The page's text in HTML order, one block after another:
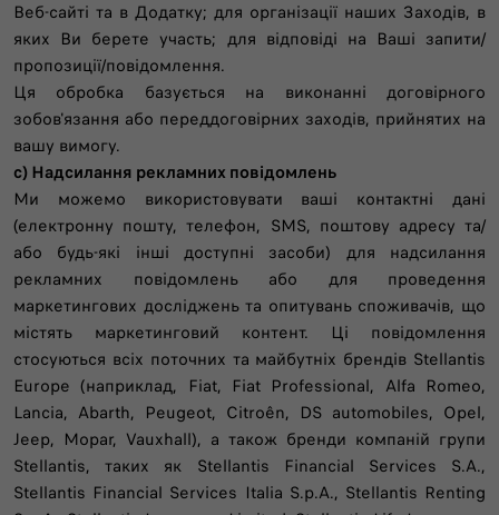
Веб-сайті та в Додатку; для організації наших Заходів, в
яких Ви берете участь; для відповіді на Ваші запити/
пропозиції/повідомлення.
Ця обробка базується на виконанні договірного
зобов'язання або переддоговірних заходів, прийнятих на
вашу вимогу.
c) Надсилання рекламних повідомлень
Ми можемо використовувати ваші контактні дані
(електронну пошту, телефон, SMS, поштову адресу та/
або будь-які інші доступні засоби) для надсилання
рекламних повідомлень або для проведення
маркетингових досліджень та опитувань споживачів, що
містять маркетинговий контент. Ці повідомлення
стосуються всіх поточних та майбутніх брендів Stellantis
Europe (наприклад, Fiat, Fiat Professional, Alfa Romeo,
Lancia, Abarth, Peugeot, Citroên, DS automobiles, Opel,
Jeep, Mopar, Vauxhall), а також бренди компаній групи
Stellantis, таких як Stellantis Financial Services S.A.,
Stellantis Financial Services Italia S.p.A., Stellantis Renting